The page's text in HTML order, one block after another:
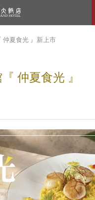
仲夏食光 』新上市
仲夏食光 』